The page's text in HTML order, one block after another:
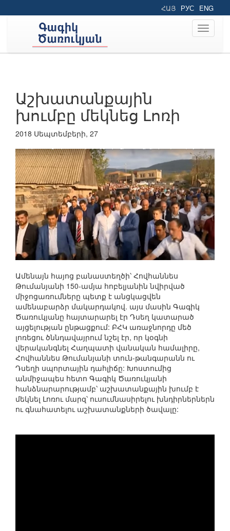
ՀԱՅ РУС ENG
Toggle
Աշխատանքային
խումբը մեկնեց Լոռի
2018 Սեպտեմբերի, 27
Ամենայն հայոց բանաստեղծի՝ Հովհաննես
Թումանյանի 150-ամյա հոբելյանին նվիրված
միջոցառումները պետք է անցկացվեն
ամենաբարձր մակարդակով. այս մասին Գագիկ
Ծառուկյանը հայտարարել էր Դսեղ կատարած
այցելության ընթացքում: ԲՀԿ առաջնորդը մեծ
լոռեցու ծննդավայրում նշել էր, որ կօգնի
վերականգնել Հաղպատի վանական համալիրը,
Հովհաննես Թումանյանի տուն-թանգարանն ու
Դսեղի սպորտային դահլիճը: Խոստումից
անմիջապես հետո Գագիկ Ծառուկյանի
հանձնարարությամբ՝ աշխատանքային խումբ է
մեկնել Լոռու մարզ՝ ուսումնասիրելու խնդիրներներն
ու գնահատելու աշխատանքների ծավալը: